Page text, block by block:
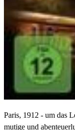
Paris, 1912 - um das
mutige und